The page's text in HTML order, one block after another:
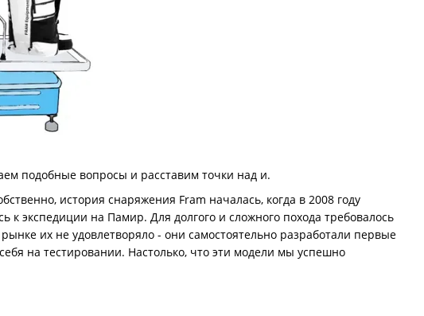
подобные вопросы и расставим точки над и.
история снаряжения Fram началась, когда в 2008 году
к экспедиции на Памир. Для долгого и сложного похода требовалось
их не удовлетворяло - они самостоятельно разработали первые
на тестировании. Настолько, что эти модели мы успешно